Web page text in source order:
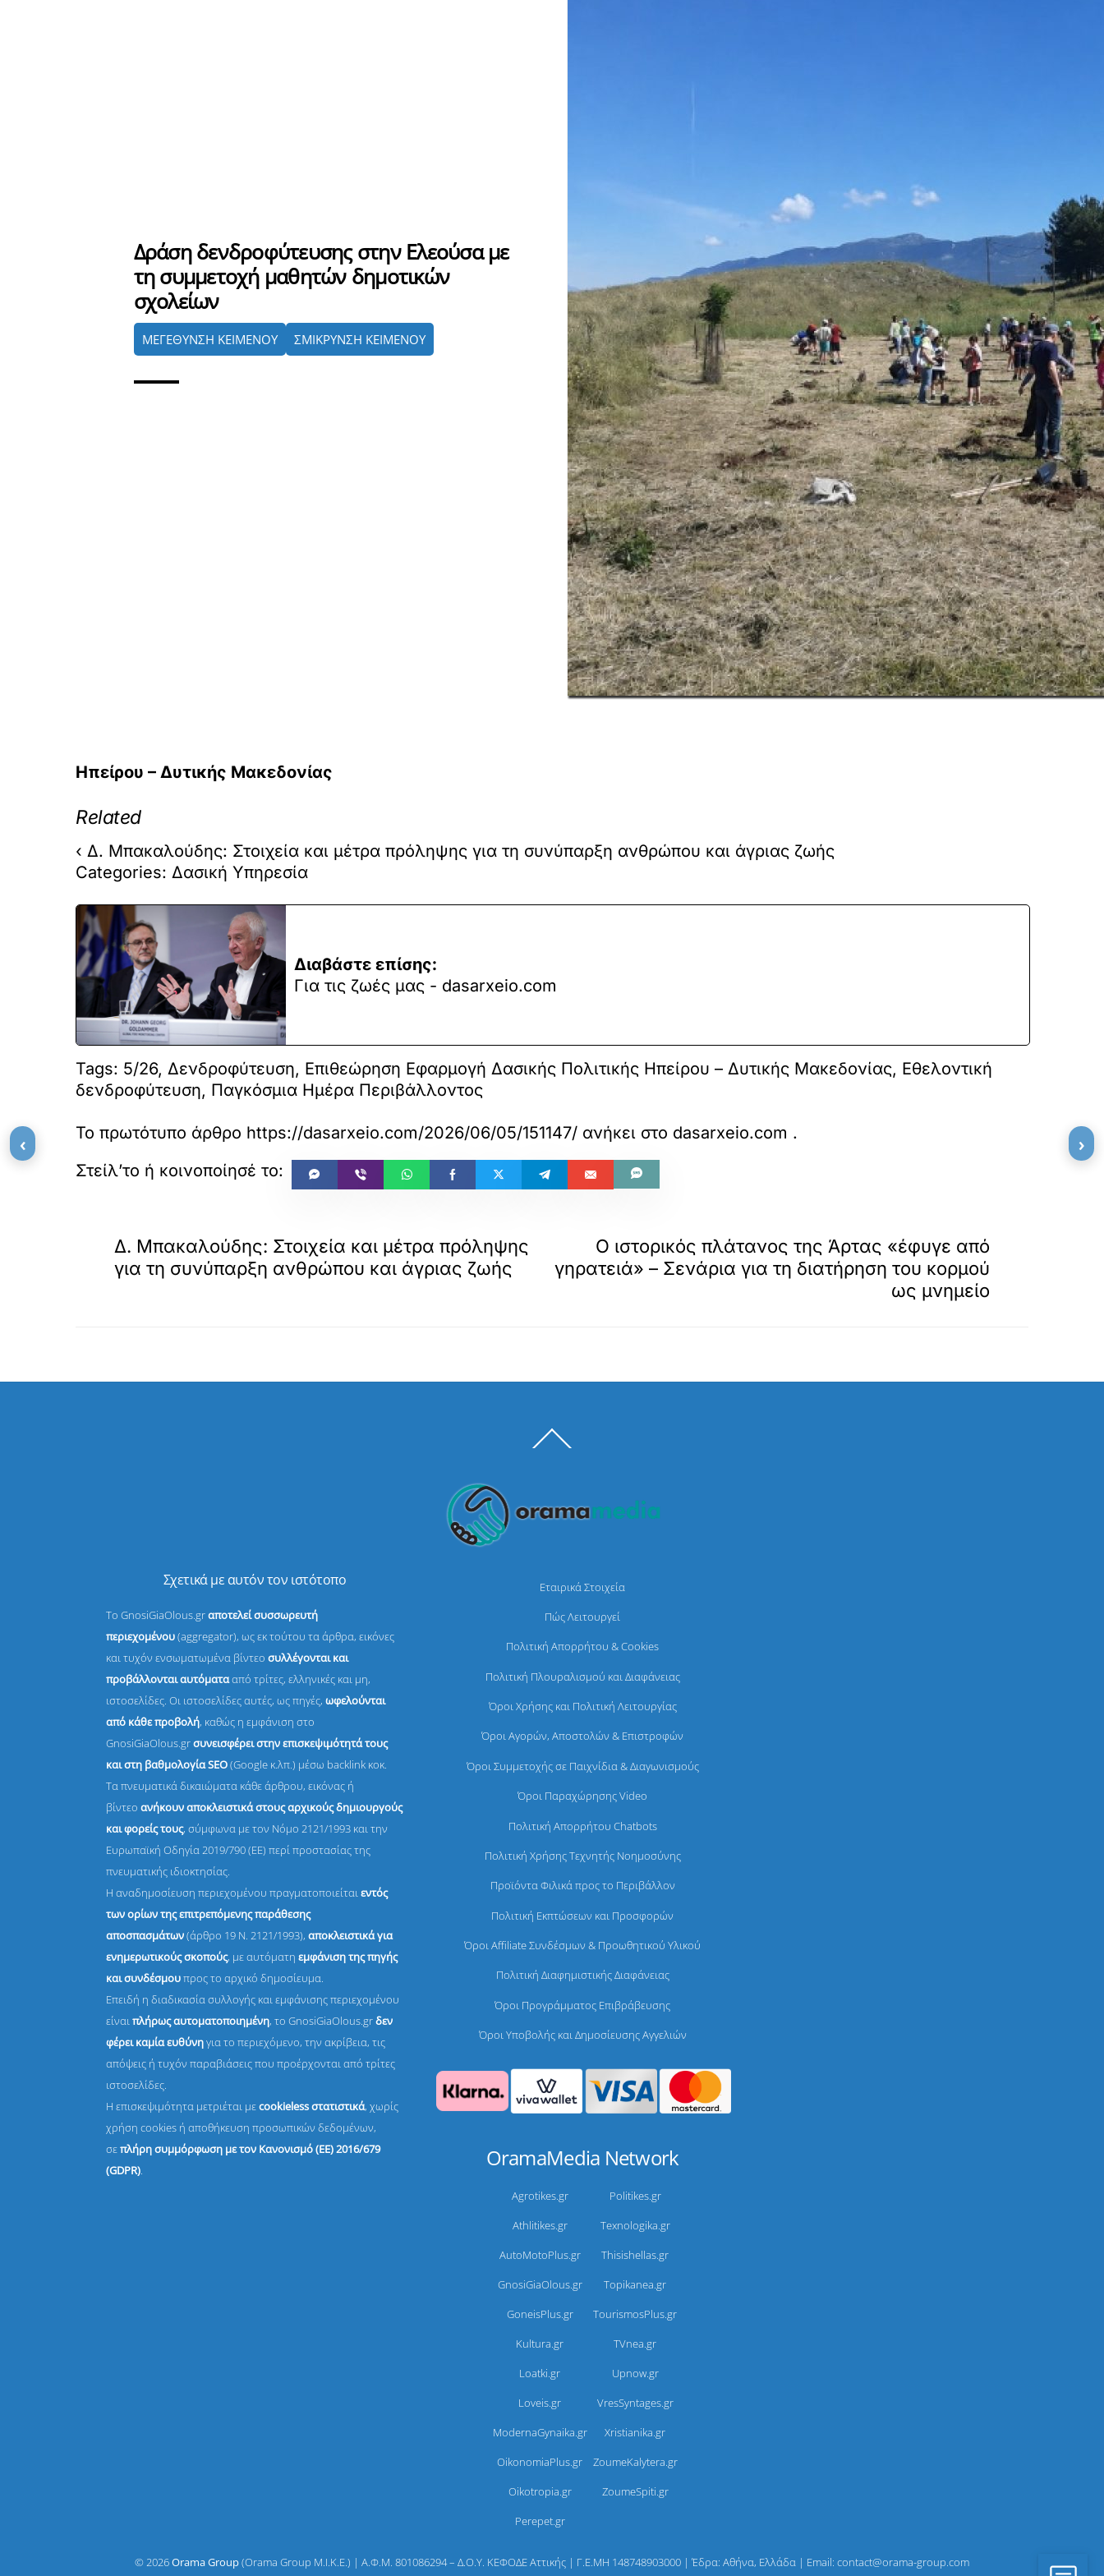
Δράση δενδροφύτευσης στην Ελεούσα με
τη συμμετοχή μαθητών δημοτικών
σχολείων
ΜΕΓΕΘΥΝΣΗ ΚΕΙΜΕΝΟΥ ΣΜΙΚΡΥΝΣΗ ΚΕΙΜΕΝΟΥ
Ηπείρου – Δυτικής Μακεδονίας
Related
‹ Δ. Μπακαλούδης: Στοιχεία και μέτρα πρόληψης για τη συνύπαρξη ανθρώπου και άγριας ζωής
Categories: Δασική Υπηρεσία
Διαβάστε επίσης:
Για τις ζωές μας - dasarxeio.com
Tags: 5/26, Δενδροφύτευση, Επιθεώρηση Εφαρμογή Δασικής Πολιτικής Ηπείρου – Δυτικής Μακεδονίας, Εθελοντική
δενδροφύτευση, Παγκόσμια Ημέρα Περιβάλλοντος
Το πρωτότυπο άρθρο https://dasarxeio.com/2026/06/05/151147/ ανήκει στο dasarxeio.com .
Δ. Μπακαλούδης: Στοιχεία και μέτρα πρόληψης
για τη συνύπαρξη ανθρώπου και άγριας ζωής
Ο ιστορικός πλάτανος της Άρτας «έφυγε από
γηρατειά» – Σενάρια για τη διατήρηση του κορμού
ως μνημείο
To
Σχετικά με αυτόν τον ιστότοπο
Το GnosiGiaOlous.grαποτελεί συσσωρευτή
περιεχομένου(aggregator), ως εκ τούτου τα άρθρα, εικόνες
και τυχόν ενσωματωμένα βίντεοσυλλέγονται και
προβάλλονται αυτόματααπό τρίτες, ελληνικές και μη,
ιστοσελίδες. Οι ιστοσελίδες αυτές, ως πηγές,ωφελούνται
από κάθε προβολή, καθώς η εμφάνιση στο
GnosiGiaOlous.grσυνεισφέρει στην επισκεψιμότητά τους
και στη βαθμολογία SEO(Google κ.λπ.) μέσω backlink κοκ.
Τα πνευματικά δικαιώματα κάθε άρθρου, εικόνας ή
βίντεοανήκουν αποκλειστικά στους αρχικούς δημιουργούς
και φορείς τους, σύμφωνα με τον Νόμο 2121/1993 και την
Ευρωπαϊκή Οδηγία 2019/790 (ΕΕ) περί προστασίας της
πνευματικής ιδιοκτησίας.
Η αναδημοσίευση περιεχομένου πραγματοποιείταιεντός
των ορίων της επιτρεπόμενης παράθεσης
αποσπασμάτων(άρθρο 19 Ν. 2121/1993), αποκλειστικά για
ενημερωτικούς σκοπούς, με αυτόματηεμφάνιση της πηγής
και συνδέσμουπρος το αρχικό δημοσίευμα.
Επειδή η διαδικασία συλλογής και εμφάνισης περιεχομένου
είναιπλήρως αυτοματοποιημένη, το GnosiGiaOlous.grδεν
φέρει καμία ευθύνηγια το περιεχόμενο, την ακρίβεια, τις
απόψεις ή τυχόν παραβιάσεις που προέρχονται από τρίτες
ιστοσελίδες.
Η επισκεψιμότητα μετριέται μεcookieless στατιστικά, χωρίς
χρήση cookies ή αποθήκευση προσωπικών δεδομένων,
σεπλήρη συμμόρφωση με τον Κανονισμό (ΕΕ) 2016/679
(GDPR).
Εταιρικά Στοιχεία
Πώς Λειτουργεί
Πολιτική Απορρήτου & Cookies
Πολιτική Πλουραλισμού και Διαφάνειας
Όροι Χρήσης και Πολιτική Λειτουργίας
Όροι Αγορών, Αποστολών & Επιστροφών
Όροι Συμμετοχής σε Παιχνίδια & Διαγωνισμούς
Όροι Παραχώρησης Video
Πολιτική Απορρήτου Chatbots
Πολιτική Χρήσης Τεχνητής Νοημοσύνης
Προϊόντα Φιλικά προς το Περιβάλλον
Πολιτική Εκπτώσεων και Προσφορών
Όροι Affiliate Συνδέσμων & Προωθητικού Υλικού
Πολιτική Διαφημιστικής Διαφάνειας
Όροι Προγράμματος Επιβράβευσης
Όροι Υποβολής και Δημοσίευσης Αγγελιών
OramaMedia Network
Agrotikes.gr
Politikes.gr
Athlitikes.gr
Texnologika.gr
AutoMotoPlus.gr
Thisishellas.gr
GnosiGiaOlous.gr
Topikanea.gr
GoneisPlus.gr
TourismosPlus.gr
Kultura.gr
TVnea.gr
Loatki.gr
Upnow.gr
Loveis.gr
VresSyntages.gr
ModernaGynaika.gr
Xristianika.gr
OikonomiaPlus.gr
ZoumeKalytera.gr
Oikotropia.gr
ZoumeSpiti.gr
Perepet.gr
© 2026Orama Group(Orama Group Μ.Ι.Κ.Ε.) | Α.Φ.Μ. 801086294 – Δ.Ο.Υ. ΚΕΦΟΔΕ Αττικής | Γ.Ε.ΜΗ 148748903000 | Έδρα: Αθήνα, Ελλάδα | Email: contact@orama-group.com
‹ ›